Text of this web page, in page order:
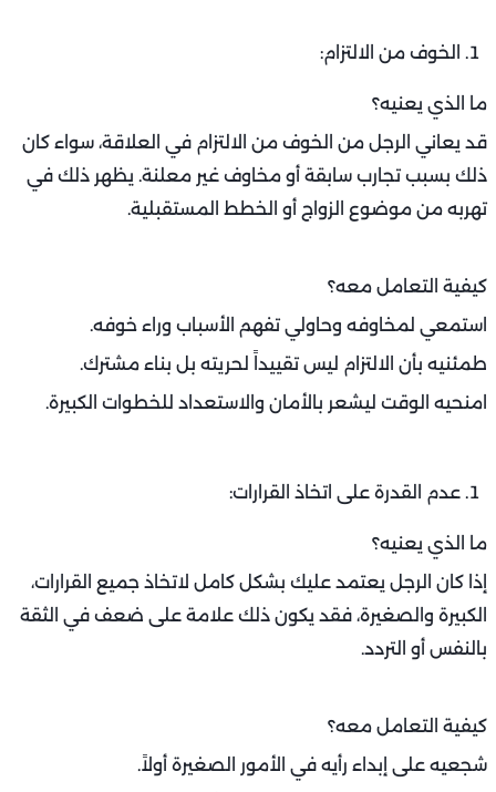
الخوف من الالتزام:
ما الذي يعنيه؟
قد يعاني الرجل من الخوف من الالتزام في العلاقة، سواء كان
ذلك بسبب تجارب سابقة أو مخاوف غير معلنة. يظهر ذلك في
تهربه من موضوع الزواج أو الخطط المستقبلية.
كيفية التعامل معه؟
استمعي لمخاوفه وحاولي تفهم الأسباب وراء خوفه.
طمئنيه بأن الالتزام ليس تقييداً لحريته بل بناء مشترك.
امنحيه الوقت ليشعر بالأمان والاستعداد للخطوات الكبيرة.
عدم القدرة على اتخاذ القرارات:
ما الذي يعنيه؟
إذا كان الرجل يعتمد عليك بشكل كامل لاتخاذ جميع القرارات،
الكبيرة والصغيرة، فقد يكون ذلك علامة على ضعف في الثقة
بالنفس أو التردد.
كيفية التعامل معه؟
شجعيه على إبداء رأيه في الأمور الصغيرة أولاً.